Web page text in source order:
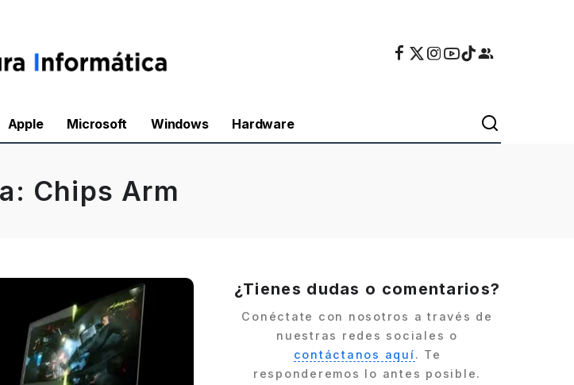
Apple Microsoft Windows Hardware
Chips Arm
¿Tienes dudas o comentarios?
Conéctate con nosotros a través de
nuestras redes sociales o
contáctanos aquí. Te
responderemos lo antes posible.